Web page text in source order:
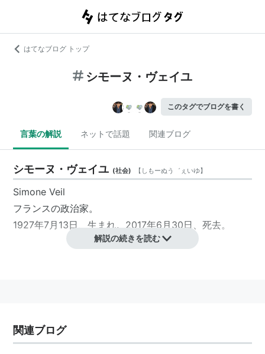
はてなブログ トップ
シモーヌ・ヴェイユ
このタグでブログを書く
言葉の解説 ネットで話題 関連ブログ
シモーヌ・ヴェイユ (社会) 【 しもーぬう゛ぇいゆ】
Simone Veil
フランスの政治家。
1927年7月13日、生まれ。2017年6月30日、死去。
シモーヌ・ヴェイユ
政治家で保健相、欧州議会議長などをつとめたSimone
Veil (1927-) は別人。
解説の続きを読む
関連ブログ